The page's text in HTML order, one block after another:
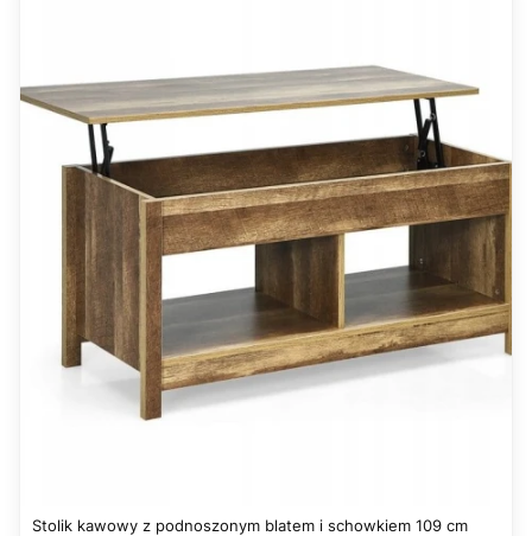
Stolik kawowy z podnoszonym blatem i schowkiem 109 cm